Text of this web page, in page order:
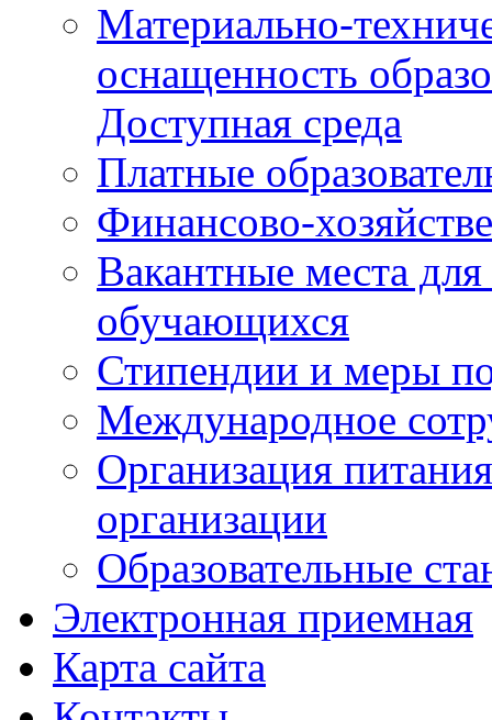
Материально-
оснащенность
Доступная среда
Платные
Финансово-
Вакантные места
обучающихся
Стипендии и меры
Международное
Организация
организации
Образовательные
Электронная приемная
Карта сайта